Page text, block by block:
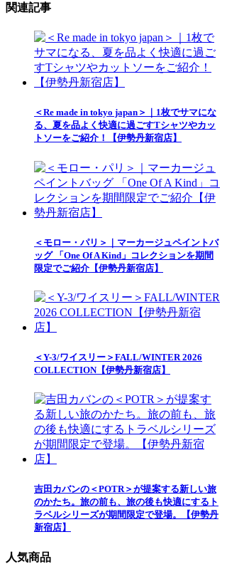
関連記事
＜Re made in tokyo japan＞｜1枚でサマにな
る、夏を品よく快適に過ごすTシャツやカッ
トソーをご紹介！【伊勢丹新宿店】
＜モロー・パリ＞｜マーカージュペイントバ
ッグ 「One Of A Kind」コレクションを期間
限定でご紹介【伊勢丹新宿店】
＜Y-3/ワイスリー＞FALL/WINTER 2026
COLLECTION【伊勢丹新宿店】
吉田カバンの＜POTR＞が提案する新しい旅
のかたち。旅の前も、旅の後も快適にするト
ラベルシリーズが期間限定で登場。【伊勢丹
新宿店】
人気商品